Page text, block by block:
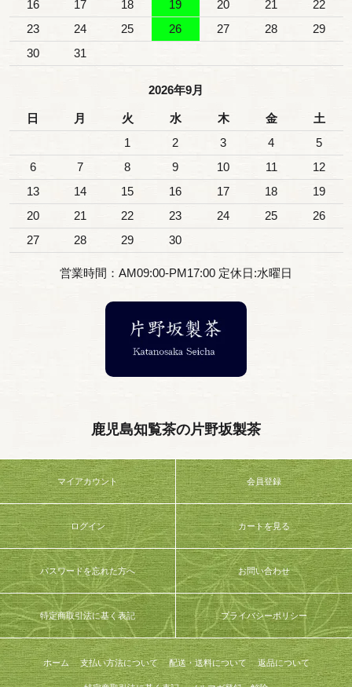
16
17 18 19 20 21
22
23
24 25 26 27 28
29
30
31
2026年9月
日 月 火 水 木 金
土
1
2 3 4
5
6
7 8 9 10 11
12
13
14 15 16 17 18
19
20
21 22 23 24 25
26
27
28 29 30
営業時間：AM09:00-PM17:00 定休日:水曜日
鹿児島知覧茶の片野坂製茶
マイアカウント 会員登録
ログイン カートを見る
パスワードを忘れた方へ お問い合わせ
特定商取引法に基く表記 プライバシーポリシー
ホーム 支払い方法について 配送・送料について 返品について